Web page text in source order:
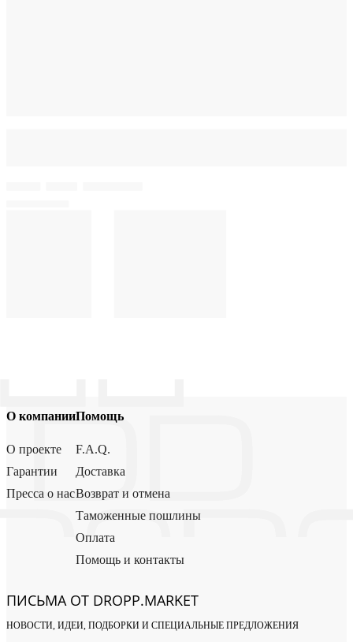
О компании
О проекте
Гарантии
Пресса о нас
Помощь
F.A.Q.
Доставка
Возврат и отмена
Таможенные пошлины
Оплата
Помощь и контакты
ПИСЬМА ОТ DROPP.MARKET
НОВОСТИ, ИДЕИ, ПОДБОРКИ И СПЕЦИАЛЬНЫЕ ПРЕДЛОЖЕНИЯ